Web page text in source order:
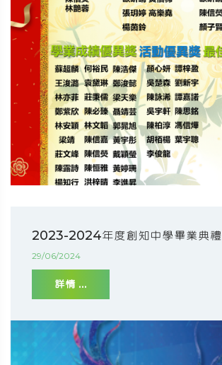
2023-2024年度創知中學畢業典禮
29/06/2024
詳情 ...